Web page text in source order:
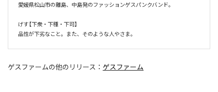
愛媛県松山市の離島、中島発のファッションゲスパンクバンド。
げす【下衆・下種・下司】
品性が下劣なこと。また、そのような人やさま。
ゲスファームの他のリリース： ゲスファーム